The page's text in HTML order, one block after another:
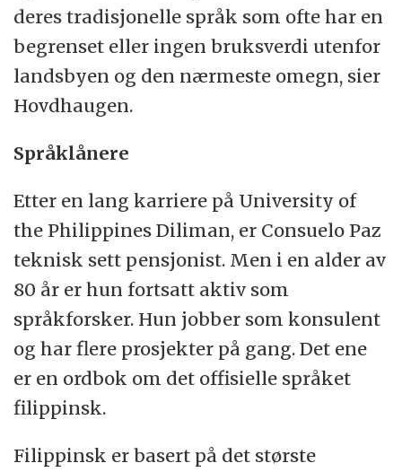
deres tradisjonelle språk som ofte har en
begrenset eller ingen bruksverdi utenfor
landsbyen og den nærmeste omegn, sier
Hovdhaugen.
Språklånere
Etter en lang karriere på University of
the Philippines Diliman, er Consuelo Paz
teknisk sett pensjonist. Men i en alder av
80 år er hun fortsatt aktiv som
språkforsker. Hun jobber som konsulent
og har flere prosjekter på gang. Det ene
er en ordbok om det offisielle språket
filippinsk.
Filippinsk er basert på det største